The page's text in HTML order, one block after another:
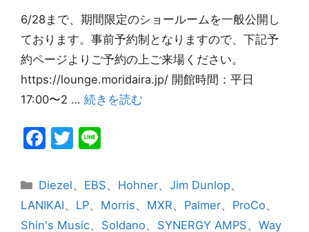
6/28まで、期間限定のショールームを一般公開し
ております。事前予約制となりますので、下記予
約ページよりご予約の上ご来場ください。
https://lounge.moridaira.jp/ 開館時間：平日
17:00〜2 … 続きを読む
F
c
e
b
T
itt
er
e
カ
テ
Diezel、 EBS、 Hohner、Jim Dunlop、
LANIKAI、 LP、 Morris、 MXR、 Palmer、 ProCo、
Shin's Music、 Soldano、 SYNERGY AMPS、 Way